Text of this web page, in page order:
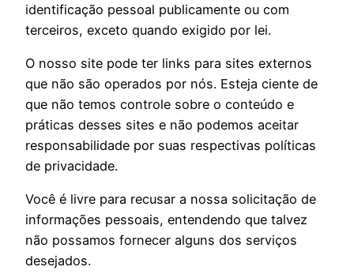
identificação pessoal publicamente ou com
terceiros, exceto quando exigido por lei.
O nosso site pode ter links para sites externos
que não são operados por nós. Esteja ciente de
que não temos controle sobre o conteúdo e
práticas desses sites e não podemos aceitar
responsabilidade por suas respectivas políticas
de privacidade.
Você é livre para recusar a nossa solicitação de
informações pessoais, entendendo que talvez
não possamos fornecer alguns dos serviços
desejados.